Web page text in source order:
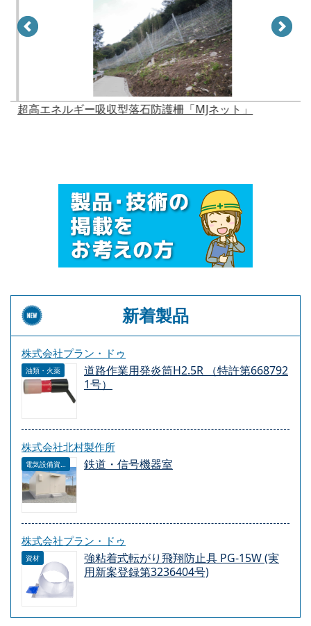
超高エネルギー吸収型落石防護柵「MJネット」
新着製品
株式会社プラン・ドゥ
油類・火薬
道路作業用発炎筒H2.5R （特許第668792
1号）
株式会社北村製作所
電気設備資材 鉄道・信号機器室
株式会社プラン・ドゥ
資材
強粘着式転がり飛翔防止具 PG-15W (実
用新案登録第3236404号)